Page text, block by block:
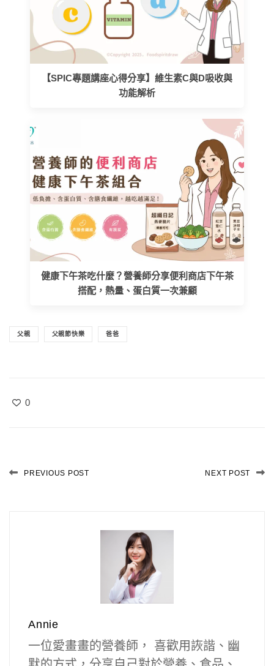
【SPIC專題講座心得分享】維生素C與D吸收與
功能解析
健康下午茶吃什麼？營養師分享便利商店下午茶
搭配，熱量、蛋白質一次兼顧
父親 父親節快樂 爸爸
0
PREVIOUS POST NEXT POST
Annie
一位愛畫畫的營養師， 喜歡用詼諧、幽